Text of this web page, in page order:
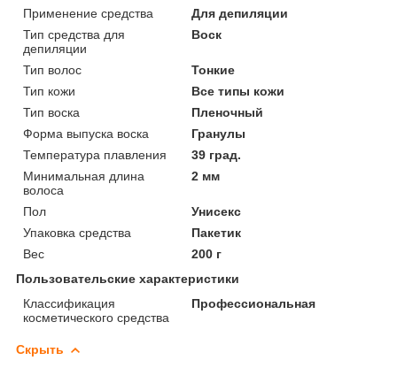
Применение средства
Для депиляции
Тип средства для
депиляции
Воск
Тип волос
Тонкие
Тип кожи
Все типы кожи
Тип воска
Пленочный
Форма выпуска воска
Гранулы
Температура плавления
39 град.
Минимальная длина
волоса
2 мм
Пол
Унисекс
Упаковка средства
Пакетик
Вес
200 г
Пользовательские характеристики
Классификация
косметического средства
Профессиональная
Скрыть